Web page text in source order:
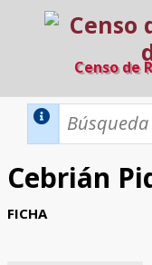
Censo de
Inicio
Cebrián
FICHA